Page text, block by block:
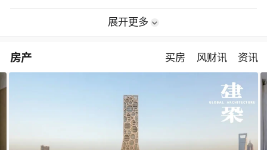
展开更多
房产 买房 风财讯 资讯